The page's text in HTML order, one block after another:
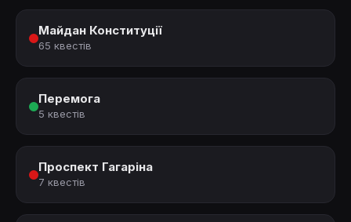
Майдан Конституції
65 квестів
Перемога
5 квестів
Проспект Гагаріна
7 квестів